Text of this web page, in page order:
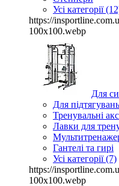
Усі категорії
https://
100x100.webp
Для
Для підтягувань
Тренувальні
Лавки для
Гантелі та гирі
Усі категорії (7)
https://
100x100.webp